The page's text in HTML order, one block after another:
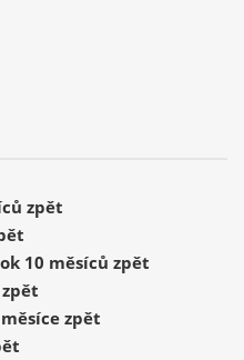
zpět
10 měsíců zpět
zpět